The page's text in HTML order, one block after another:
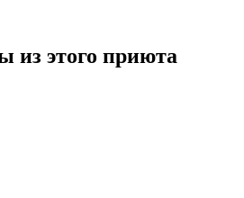
из этого приюта